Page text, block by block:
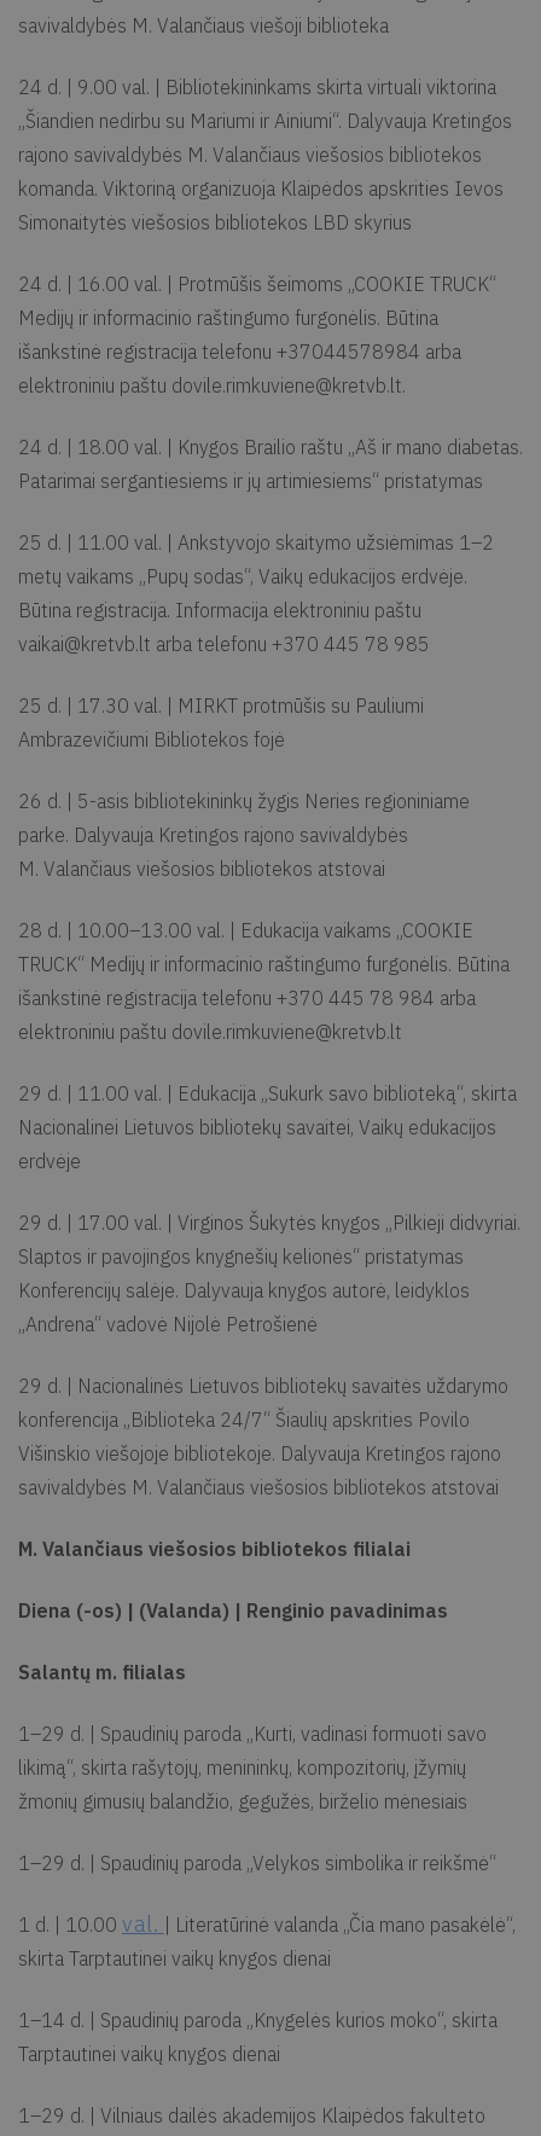
savivaldybės M. Valančiaus viešoji biblioteka
24 d. | 9.00 val. | Bibliotekininkams skirta virtuali viktorina
„Šiandien nedirbu su Mariumi ir Ainiumi“. Dalyvauja Kretingos
rajono savivaldybės M. Valančiaus viešosios bibliotekos
komanda. Viktoriną organizuoja Klaipėdos apskrities Ievos
Simonaitytės viešosios bibliotekos LBD skyrius
24 d. | 16.00 val. | Protmūšis šeimoms „COOKIE TRUCK“
Medijų ir informacinio raštingumo furgonėlis. Būtina
išankstinė registracija telefonu +37044578984 arba
elektroniniu paštu dovile.rimkuviene@kretvb.lt.
24 d. | 18.00 val. | Knygos Brailio raštu „Aš ir mano diabetas.
Patarimai sergantiesiems ir jų artimiesiems“ pristatymas
25 d. | 11.00 val. | Ankstyvojo skaitymo užsiėmimas 1–2
metų vaikams „Pupų sodas“, Vaikų edukacijos erdvėje.
Būtina registracija. Informacija elektroniniu paštu
vaikai@kretvb.lt arba telefonu +370 445 78 985
25 d. | 17.30 val. | MIRKT protmūšis su Pauliumi
Ambrazevičiumi Bibliotekos fojė
26 d. | 5-asis bibliotekininkų žygis Neries regioniniame
parke. Dalyvauja Kretingos rajono savivaldybės
M. Valančiaus viešosios bibliotekos atstovai
28 d. | 10.00–13.00 val. | Edukacija vaikams „COOKIE
TRUCK“ Medijų ir informacinio raštingumo furgonėlis. Būtina
išankstinė registracija telefonu +370 445 78 984 arba
elektroniniu paštu dovile.rimkuviene@kretvb.lt
29 d. | 11.00 val. | Edukacija „Sukurk savo biblioteką“, skirta
Nacionalinei Lietuvos bibliotekų savaitei, Vaikų edukacijos
erdvėje
29 d. | 17.00 val. | Virginos Šukytės knygos „Pilkieji didvyriai.
Slaptos ir pavojingos knygnešių kelionės“ pristatymas
Konferencijų salėje. Dalyvauja knygos autorė, leidyklos
„Andrena“ vadovė Nijolė Petrošienė
29 d. | Nacionalinės Lietuvos bibliotekų savaitės uždarymo
konferencija „Biblioteka 24/7“ Šiaulių apskrities Povilo
Višinskio viešojoje bibliotekoje. Dalyvauja Kretingos rajono
savivaldybės M. Valančiaus viešosios bibliotekos atstovai
M. Valančiaus viešosios bibliotekos filialai
Diena (-os) | (Valanda) | Renginio pavadinimas
Salantų m. filialas
1–29 d. | Spaudinių paroda „Kurti, vadinasi formuoti savo
likimą“, skirta rašytojų, menininkų, kompozitorių, įžymių
žmonių gimusių balandžio, gegužės, birželio mėnesiais
1–29 d. | Spaudinių paroda „Velykos simbolika ir reikšmė“
1 d. | 10.00 val.
| Literatūrinė valanda „Čia mano pasakėlė“,
skirta Tarptautinei vaikų knygos dienai
1–14 d. | Spaudinių paroda „Knygelės kurios moko“, skirta
Tarptautinei vaikų knygos dienai
1–29 d. | Vilniaus dailės akademijos Klaipėdos fakulteto